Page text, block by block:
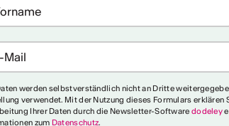
werden selbstverständlich nicht an Dritte
verwendet. Mit der Nutzung dieses Formulars erklären
Ihrer Daten durch die Newsletter-Software dodeley
zum Datenschutz.